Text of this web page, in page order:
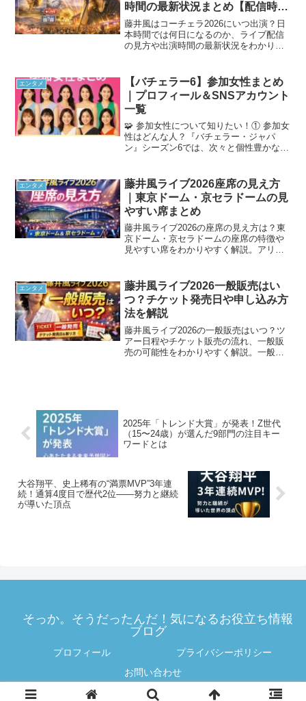
時間の最新状況まとめ【配信時間
変更！：日本時間4/19（日）午前
8時55分～9時45分 Mojaveステ
ージ 配信情報掲載】
藤井風はコーチェラ2026にいつ出演？日
本時間では何日になるのか、ライブ配信
の見方や出演時間の最新状況をわかりや
エンタメ
【バチェラー6】参加女性まとめ
｜プロフィール＆SNSアカウント
一覧
🧩 参加女性について知りたい！① 参加女
性はどんな人？『バチェラー・ジャパ
ン』シーズン6では、次々と個性豊かな14
今回は、参加14名の女性達のプロフィー
ル・性格・インタ...
エンタメ
藤井風ライブ2026座席の見え方
｜東京ドーム・京セラドームの見
やすい席まとめ
藤井風ライブ2026の座席の見え方は？東
京ドーム・京セラドームの座席の特徴や
見やすい席をわかりやすく解説。アリー
エンタメ
藤井風ライブ2026一般販売はい
つ？チケット発売日や申し込み方
法を解説
藤井風ライブ2026の一般販売はいつ？ツ
アー日程やチケット販売の流れ、一般販
売の可能性をわかりやすく解説。一般販
2025年「トレンド大賞」が発表！Z世代
（15〜24歳）が選んだ9部門の注目キー
ワードとは
大谷翔平、史上稀有の“満票MVP”3年連
続！通算4度目で歴代2位――努力と継続
が導いた頂点
そっか。そうだったんだ！気になるお役立ち情報
ブログ
プロフィール
プライバシーポリシー
お問い合わせ
© 2025 そっか。そうだったんだ！気になるお役立ち情報ブログ.